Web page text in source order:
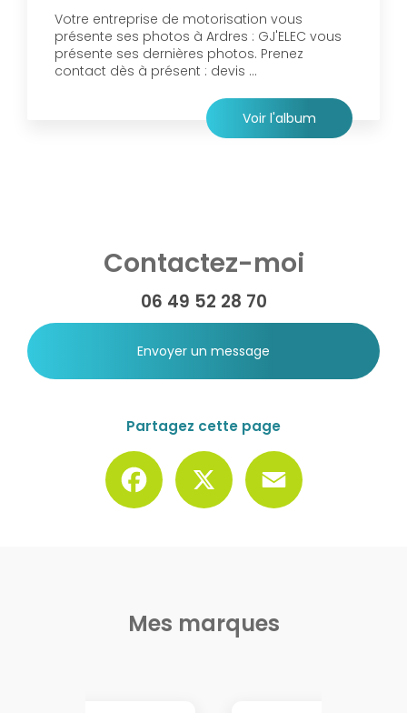
Votre entreprise de motorisation vous
présente ses photos à Ardres : GJ'ELEC vous
présente ses dernières photos. Prenez
contact dès à présent : devis ...
Voir l'album
Contactez-moi
06 49 52 28 70
Envoyer un message
Partagez cette page
Facebook
Mes marques